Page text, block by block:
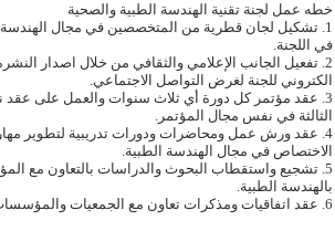
خطه عمل لجنة تقنية الهندسة الطبية والصحية
1. تشكيل لجان قطرية من المتخصصين في مجال الهندسة
في اللجنة.
2. تفعيل الجانب الإعلامي والثقافي من خلال اصدار
الكتروني للجنة لغرض التواصل الاجتماعي.
3. عقد مؤتمر كل دورة أي ثلاث سنوات والعمل على عقد
الثالثة في نفس مجال المؤتمر.
4. عقد ورش عمل ومحاضرات ودورات تدريبية لتطوير
الاختصاص في مجال الهندسة الطبية.
5. تشجيع واستقطاب البحوث والدراسات بالتعاون مع
بالهندسة الطبية.
6. عقد اتفاقيات ومذكرات تعاون مع الجمعيات والمؤسسات الإقليمية والدولية.